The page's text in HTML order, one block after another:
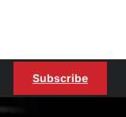
Subscribe